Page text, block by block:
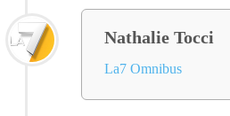
Nathalie Tocci
La7 Omnibus